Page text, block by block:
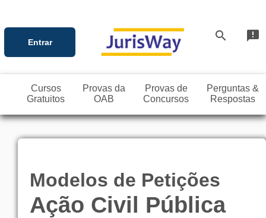
Entrar search announcement
Cursos
Gratuitos
Provas da
OAB
Provas de
Concursos
Perguntas &
Respostas
Modelos de Petições
Ação Civil Pública